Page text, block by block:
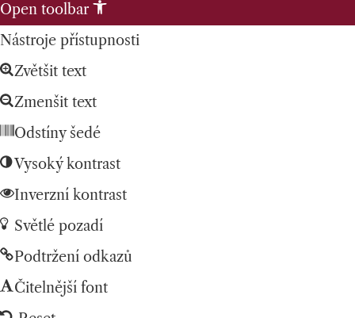
Open toolbar
Nástroje přístupnosti
Zvětšit text
Zmenšit text
Odstíny šedé
Vysoký kontrast
Inverzní kontrast
Světlé pozadí
Podtržení odkazů
Čitelnější font